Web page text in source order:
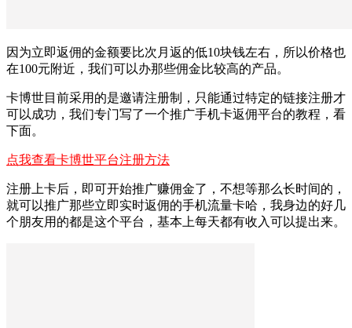
因为立即返佣的金额要比次月返的低10块钱左右，所以价格也
在100元附近，我们可以办那些佣金比较高的产品。
卡博世目前采用的是邀请注册制，只能通过特定的链接注册才
可以成功，我们专门写了一个推广手机卡返佣平台的教程，看
下面。
点我查看卡博世平台注册方法
注册上卡后，即可开始推广赚佣金了，不想等那么长时间的，
就可以推广那些立即实时返佣的手机流量卡哈，我身边的好几
个朋友用的都是这个平台，基本上每天都有收入可以提出来。